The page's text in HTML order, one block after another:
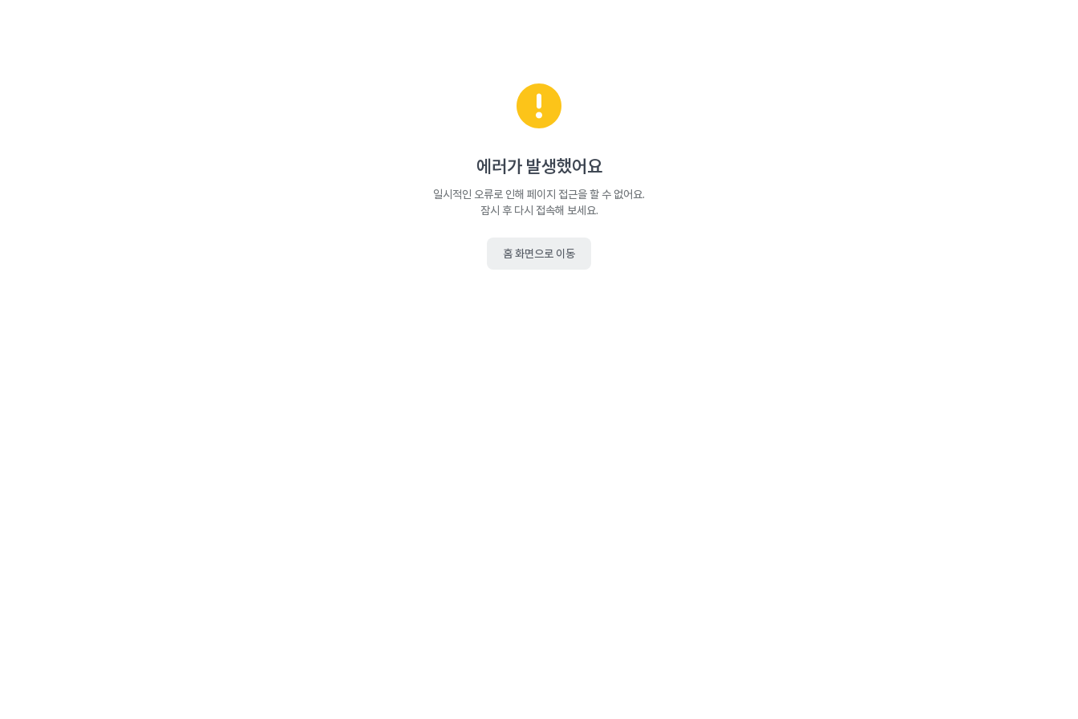
에러가 발생했어요
일시적인 오류로 인해 페이지 접근을 할 수 없어요.
잠시 후 다시 접속해 보세요.
홈 화면으로 이동